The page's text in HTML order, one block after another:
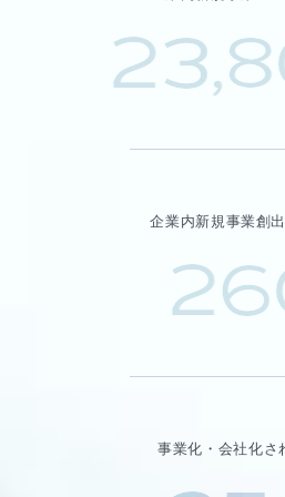
企業内新規事業創
事業化・会社化さ